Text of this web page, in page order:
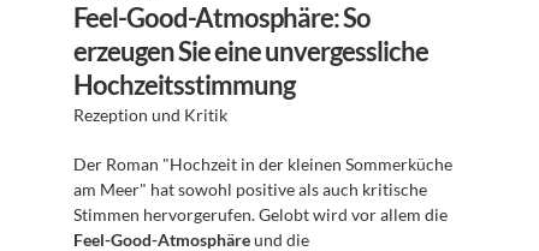
Feel-Good-Atmosphäre: So
erzeugen Sie eine unvergessliche
Hochzeitsstimmung
Rezeption und Kritik
Der Roman "Hochzeit in der kleinen Sommerküche
am Meer" hat sowohl positive als auch kritische
Feel-Good-Atmosphäre und die